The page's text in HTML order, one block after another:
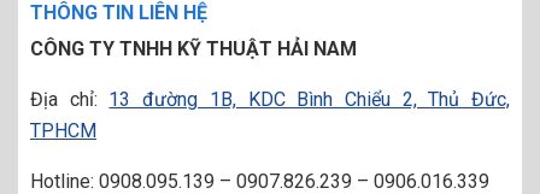
THÔNG TIN LIÊN HỆ
CÔNG TY TNHH KỸ THUẬT HẢI NAM
Địa chỉ: 13 đường 1B, KDC Bình Chiểu 2, Thủ Đức,
TPHCM
Hotline: 0908.095.139 – 0907.826.239 – 0906.016.339